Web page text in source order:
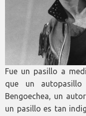
Fue un pasillo a
que un
Bengoechea, un
un pasillo es tan